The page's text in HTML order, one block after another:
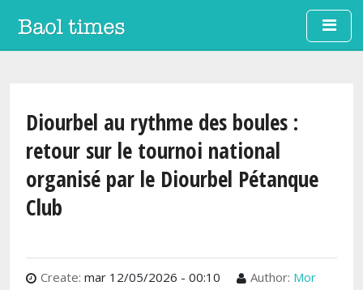
Aller au contenu principal
Diourbel au rythme des boules :
retour sur le tournoi national
organisé par le Diourbel Pétanque
Club
Create: mar 12/05/2026 - 00:10 Author: Mor